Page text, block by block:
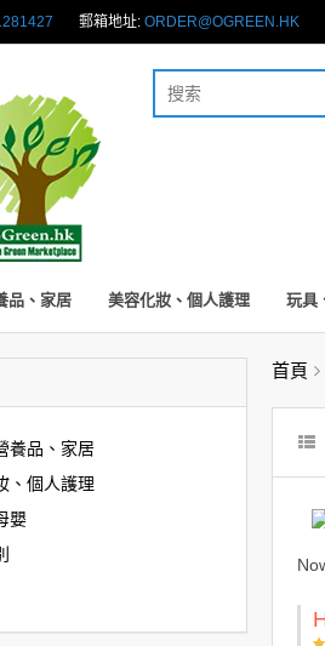
郵箱地址: ORDER@OGREEN.HK
品、家居 美容化妝、個人護理 玩具
養品、家居
、個人護理
嬰
首頁